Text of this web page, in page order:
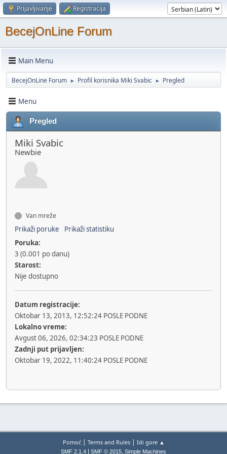
Prijavljivanje Registracija
BecejOnLine Forum
Main Menu
BecejOnLine Forum ► Profil korisnika Miki Svabic ► Pregled
Menu
Pregled
Miki Svabic
Newbie
Van mreže
Prikaži poruke
Prikaži statistiku
Poruka:
3 (0.001 po danu)
Starost:
Nije dostupno
Datum registracije:
Oktobar 13, 2013, 12:52:24 POSLE PODNE
Lokalno vreme:
Avgust 06, 2026, 02:34:23 POSLE PODNE
Zadnji put prijavljen:
Oktobar 19, 2022, 11:40:24 POSLE PODNE
Pomoć| Terms and Rules| Idi gore ▲
SMF 2.1.4 SMF © 2015, Simple Machines